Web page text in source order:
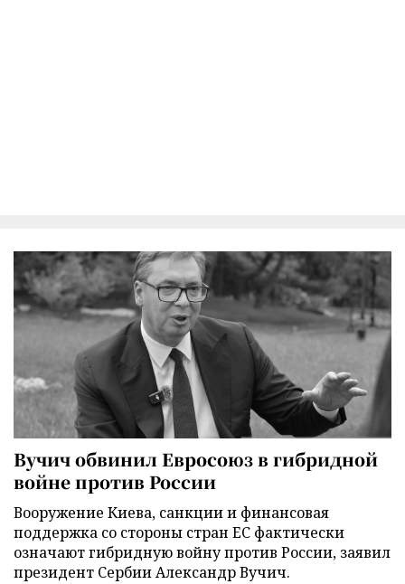
Вучич обвинил Евросоюз в гибридной
войне против России
Вооружение Киева, санкции и финансовая
поддержка со стороны стран ЕС фактически
означают гибридную войну против России, заявил
президент Сербии Александр Вучич.